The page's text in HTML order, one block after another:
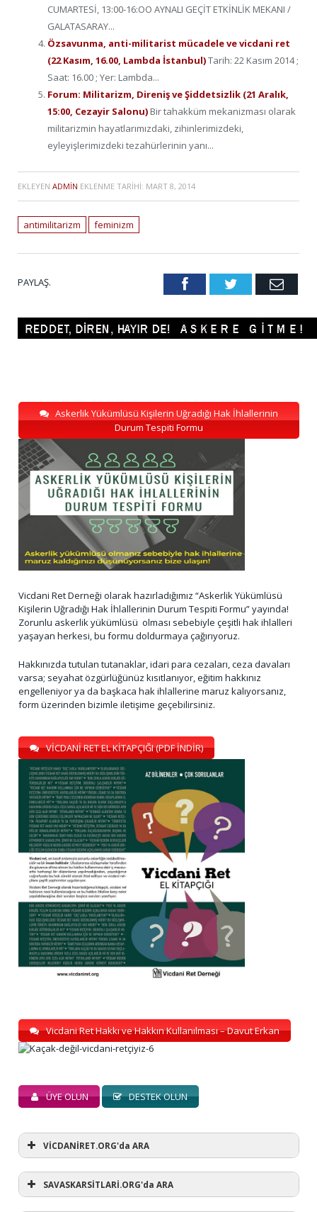
CUMARTESİ, 13:00-16:OO AYNALI GEÇİT ETKİNLİK MEKANI /
GALATASARAY...
Özsavunma, anti-militarist mücadele ve vicdani ret
(22 Kasım, 16.00, Lambda İstanbul)Tarih: 22 Kasım 2014 ;
Saat: 16.00 ; Yer: Lambda...
Forum: Militarizm, Direniş ve Şiddetsizlik (21 Aralık,
15:00, Cezayir Salonu) Bir tahakküm mekanizması olarak
militarizmin hayatlarımızdaki, zihinlerimizdeki,
eyleyişlerimizdeki tezahürlerinin yanı...
EKLEYEN ADMIN EKLENME TARIHI: MART 8, 2014
antimilitarizm feminizm
PAYLAŞ. FacebookTwitter Email
Askerlik Yükümlüsü Kişilerin Uğradığı Hak İhlallerinin
Durum Tespiti Formu
Vicdani Ret Derneği olarak hazırladığımız “Askerlik Yükümlüsü
Kişilerin Uğradığı Hak İhlallerinin Durum Tespiti Formu” yayında!
Zorunlu askerlik yükümlüsü olması sebebiyle çeşitli hak ihlalleri
yaşayan herkesi, bu formu doldurmaya çağırıyoruz.
Hakkınızda tutulan tutanaklar, idari para cezaları, ceza davaları
varsa; seyahat özgürlüğünüz kısıtlanıyor, eğitim hakkınız
engelleniyor ya da başkaca hak ihlallerine maruz kalıyorsanız,
form üzerinden bizimle iletişime geçebilirsiniz.
VİCDANİ RET EL KİTAPÇIĞI (PDF İNDİR)
Vicdani Ret Hakkı ve Hakkın Kullanılması – Davut Erkan
ÜYE OLUN DESTEK OLUN
VİCDANİRET.ORG'da ARA
SAVASKARSİTLARİ.ORG'da ARA